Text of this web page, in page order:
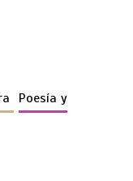
Poesía y